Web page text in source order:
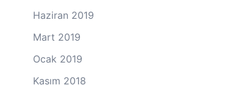
Haziran 2019
Mart 2019
Ocak 2019
Kasım 2018